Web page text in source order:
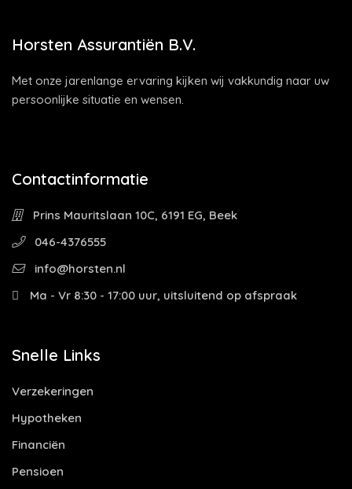
Horsten Assurantiën B.V.
Met onze jarenlange ervaring kijken wij vakkundig naar uw
persoonlijke situatie en wensen.
Contactinformatie
Prins Mauritslaan 10C, 6191 EG, Beek
046-4376555
info@horsten.nl
Ma - Vr 8:30 - 17:00 uur, uitsluitend op afspraak
Snelle Links
Verzekeringen
Hypotheken
Financiën
Pensioen